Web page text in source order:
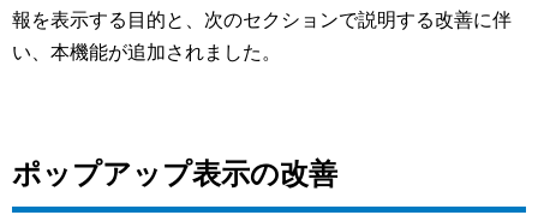
報を表示する目的と、次のセクションで説明する改善に伴
い、本機能が追加されました。
ポップアップ表示の改善